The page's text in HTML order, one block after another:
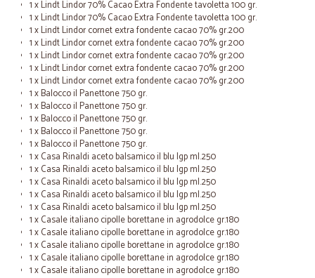
1 x Lindt Lindor 70% Cacao Extra Fondente tavoletta 100 gr.
1 x Lindt Lindor 70% Cacao Extra Fondente tavoletta 100 gr.
1 x Lindt Lindor cornet extra fondente cacao 70% gr.200
1 x Lindt Lindor cornet extra fondente cacao 70% gr.200
1 x Lindt Lindor cornet extra fondente cacao 70% gr.200
1 x Lindt Lindor cornet extra fondente cacao 70% gr.200
1 x Lindt Lindor cornet extra fondente cacao 70% gr.200
1 x Balocco il Panettone 750 gr.
1 x Balocco il Panettone 750 gr.
1 x Balocco il Panettone 750 gr.
1 x Balocco il Panettone 750 gr.
1 x Balocco il Panettone 750 gr.
1 x Casa Rinaldi aceto balsamico il blu Igp ml.250
1 x Casa Rinaldi aceto balsamico il blu Igp ml.250
1 x Casa Rinaldi aceto balsamico il blu Igp ml.250
1 x Casa Rinaldi aceto balsamico il blu Igp ml.250
1 x Casa Rinaldi aceto balsamico il blu Igp ml.250
1 x Casale italiano cipolle borettane in agrodolce gr.180
1 x Casale italiano cipolle borettane in agrodolce gr.180
1 x Casale italiano cipolle borettane in agrodolce gr.180
1 x Casale italiano cipolle borettane in agrodolce gr.180
1 x Casale italiano cipolle borettane in agrodolce gr.180